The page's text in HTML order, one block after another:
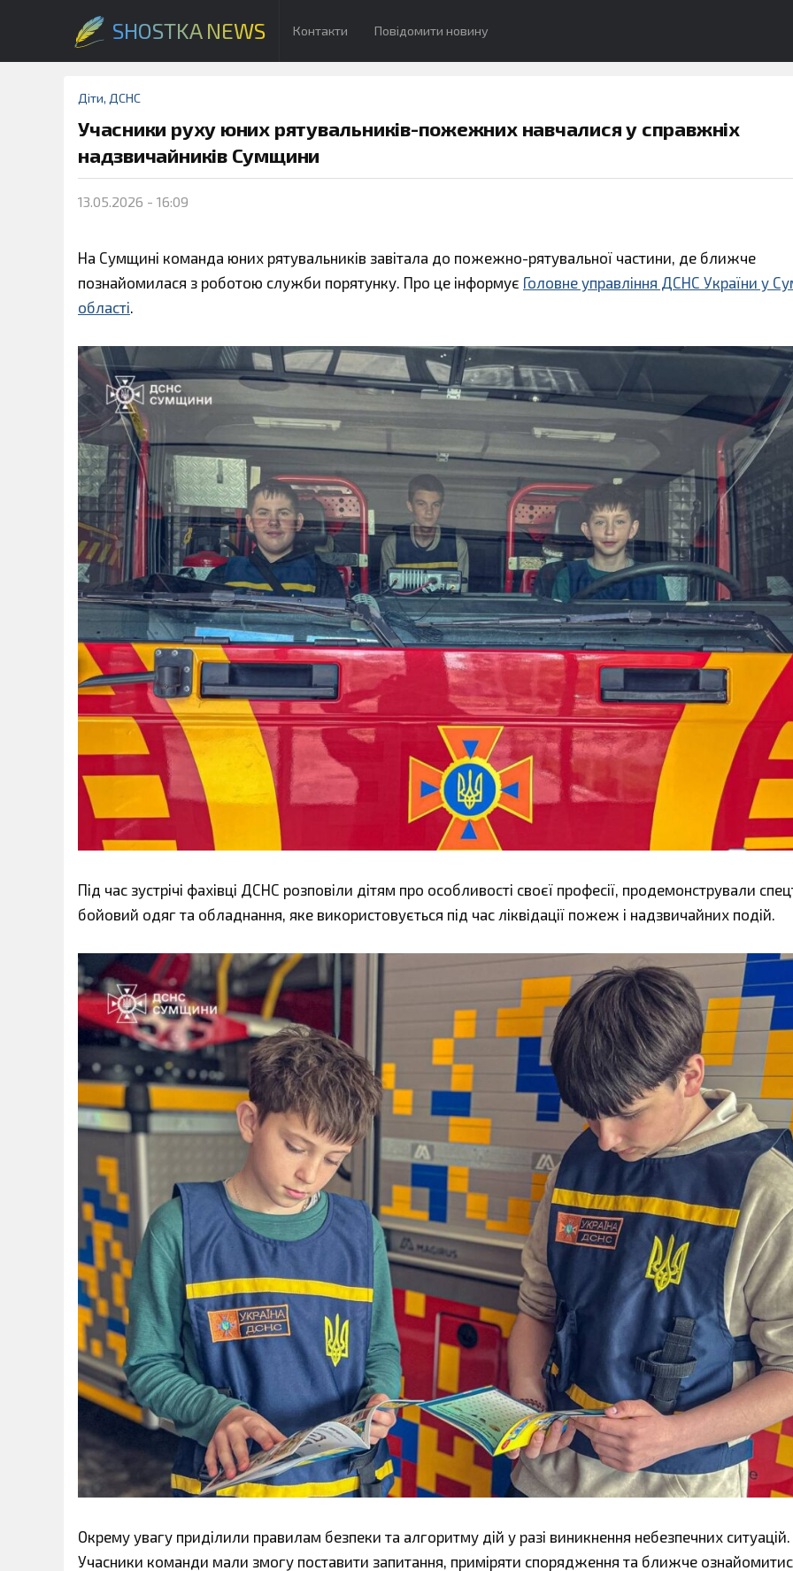
SHOSTKA NEWS Контакти Повідомити новину
Діти, ДСНС
Учасники руху юних рятувальників-пожежних навчалися у справжніх
надзвичайників Сумщини
13.05.2026 - 16:09
На Сумщині команда юних рятувальників завітала до пожежно-рятувальної частини, де ближче
познайомилася з роботою служби порятунку. Про це інформує Головне управління ДСНС України у
області.
Під час зустрічі фахівці ДСНС розповіли дітям про особливості своєї професії, продемонстрували
бойовий одяг та обладнання, яке використовується під час ліквідації пожеж і надзвичайних подій.
Окрему увагу приділили правилам безпеки та алгоритму дій у разі виникнення небезпечних ситуацій.
Учасники команди мали змогу поставити запитання, приміряти спорядження та ближче